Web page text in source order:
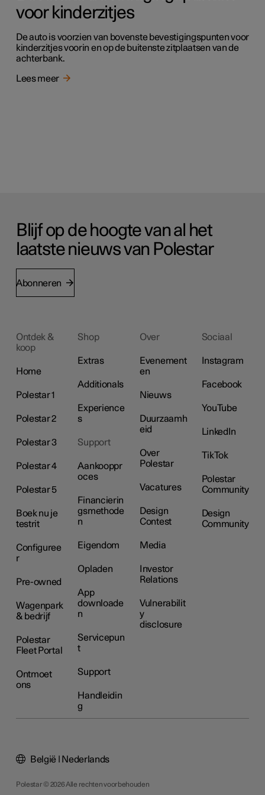
voor kinderzitjes
De auto is voorzien van bovenste bevestigingspunten voor
kinderzitjes voorin en op de buitenste zitplaatsen van de
achterbank.
Lees meer
Blijf op de hoogte van al het
laatste nieuws van Polestar
Abonneren
Ontdek &
koop
Home
Polestar 1
Polestar 2
Polestar 3
Polestar 4
Polestar 5
Boek nu je
testrit
Configuree
r
Pre-owned
Wagenpark
& bedrijf
Polestar
Fleet Portal
Ontmoet
ons
Shop
Extras
Additionals
Experience
s
Support
Aankooppr
oces
Financierin
gsmethode
n
Eigendom
Opladen
App
downloade
n
Servicepun
t
Support
Handleidin
g
Over
Evenement
en
Nieuws
Duurzaamh
eid
Over
Polestar
Vacatures
Design
Contest
Media
Investor
Relations
Vulnerabilit
y
disclosure
Sociaal
Instagram
Facebook
YouTube
LinkedIn
TikTok
Polestar
Community
Design
Community
Polestar © 2026 Alle rechten voorbehouden
België | Nederlands